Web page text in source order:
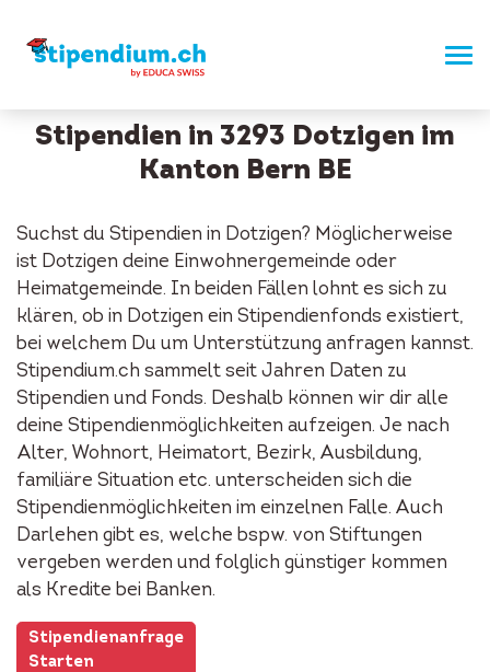
Stipendien in 3293 Dotzigen im
Kanton Bern BE
Suchst du Stipendien in Dotzigen? Möglicherweise
ist Dotzigen deine Einwohnergemeinde oder
Heimatgemeinde. In beiden Fällen lohnt es sich zu
klären, ob in Dotzigen ein Stipendienfonds existiert,
bei welchem Du um Unterstützung anfragen kannst.
Stipendium.ch sammelt seit Jahren Daten zu
Stipendien und Fonds. Deshalb können wir dir alle
deine Stipendienmöglichkeiten aufzeigen. Je nach
Alter, Wohnort, Heimatort, Bezirk, Ausbildung,
familiäre Situation etc. unterscheiden sich die
Stipendienmöglichkeiten im einzelnen Falle. Auch
Darlehen gibt es, welche bspw. von Stiftungen
vergeben werden und folglich günstiger kommen
als Kredite bei Banken.
Stipendienanfrage
Starten